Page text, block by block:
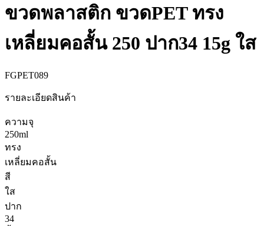
ขวดพลาสติก ขวดPET ทรง
เหลี่ยมคอสั้น 250 ปาก34 15g ใส
FGPET089
รายละเอียดสินค้า
ความจุ
250ml
ทรง
เหลี่ยมคอสั้น
สี
ใส
ปาก
34